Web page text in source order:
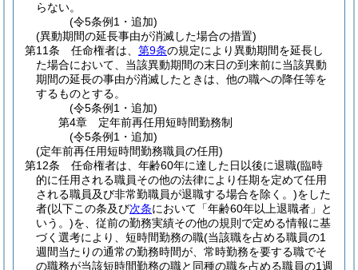
らない。
(令5条例1・追加)
(異動期間の延長事由が消滅した場合の措置)
第11条
任命権者は、 第9条の規定により異動期間を延長し
た場合において、当該異動期間の末日の到来前に当該異動
期間の延長の事由が消滅したときは、他の職への降任等を
するものとする。
(令5条例1・追加)
第4章
定年前再任用短時間勤務制
(令5条例1・追加)
(定年前再任用短時間勤務職員の任用)
第12条
任命権者は、年齢60年に達した日以後に退職(臨時
的に任用される職員その他の法律により任期を定めて任用
される職員及び非常勤職員が退職する場合を除く。)をした
者(以下この条及び次条において「年齢60年以上退職者」と
いう。)を、従前の勤務実績その他の規則で定める情報に基
づく選考により、短時間勤務の職(当該職を占める職員の1
週間当たりの通常の勤務時間が、常時勤務を要する職でそ
の職務が当該短時間勤務の職と同種の職を占める職員の1週